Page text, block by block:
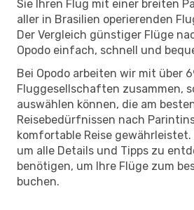
Sie Ihren Flug mit einer breiten
aller in Brasilien operierenden
Der Vergleich günstiger Flüge
Opodo einfach, schnell und
Bei Opodo arbeiten wir mit über
Fluggesellschaften zusammen,
auswählen können, die am
Reisebedürfnissen nach
komfortable Reise gewährleistet.
um alle Details und Tipps zu
benötigen, um Ihre Flüge zum
buchen.